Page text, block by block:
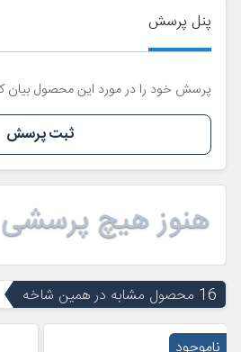
پنل پرسش
پرسش خود را در مورد این محصول بیان
ثبت پرسش
هنوز هیچ
16 محصول مشابه در همین شاخه